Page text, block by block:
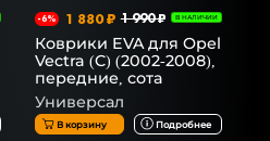
-6% 1 880 ₽ 1 990 ₽ В НАЛИЧИИ
Коврики EVA для Opel
Vectra (C) (2002-2008),
передние, сота
Универсал
В корзину Подробнее